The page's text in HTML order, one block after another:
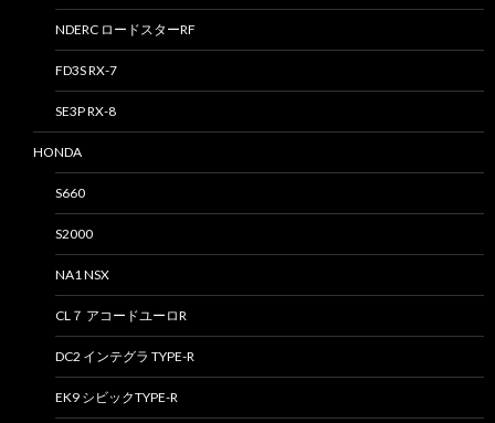
NDERC ロードスターRF
FD3S RX-7
SE3P RX-8
HONDA
S660
S2000
NA1 NSX
CL７ アコードユーロR
DC2 インテグラ TYPE-R
EK9 シビックTYPE-R